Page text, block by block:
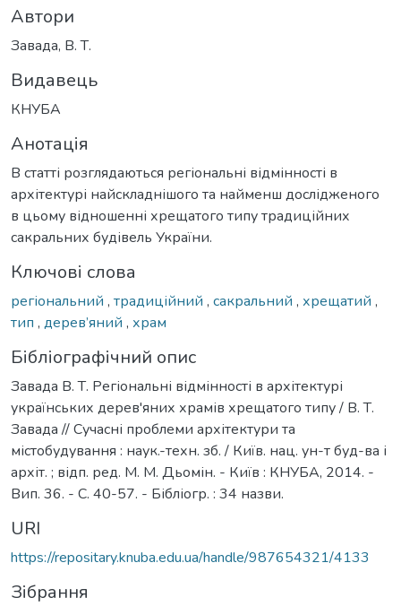
Автори
Завада, В. Т.
Видавець
КНУБА
Анотація
В статті розглядаються регіональні відмінності в
архітектурі найскладнішого та найменш дослідженого
в цьому відношенні хрещатого типу традиційних
сакральних будівель України.
Ключові слова
регіональний , традиційний , сакральний , хрещатий ,
тип , дерев’яний , храм
Бібліографічний опис
Завада В. Т. Регіональні відмінності в архітектурі
українських дерев'яних храмів хрещатого типу / В. Т.
Завада // Сучасні проблеми архітектури та
містобудування : наук.-техн. зб. / Київ. нац. ун-т буд-ва і
архіт. ; відп. ред. М. М. Дьомін. - Київ : КНУБА, 2014. -
Вип. 36. - С. 40-57. - Бібліогр. : 34 назви.
URI
https://repositary.knuba.edu.ua/handle/987654321/4133
Зібрання